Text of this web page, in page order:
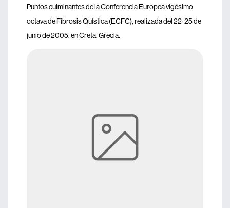
Puntos culminantes de la Conferencia Europea vigésimo
octava de Fibrosis Quística (ECFC), realizada del 22-25 de
junio de 2005, en Creta, Grecia.